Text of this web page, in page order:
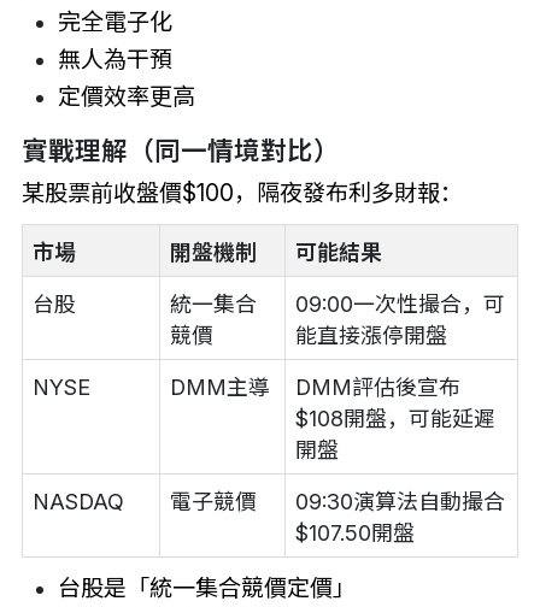
完全電子化
無人為干預
定價效率更高
實戰理解（同一情境對比）
某股票前收盤價$100，隔夜發布利多財報：
市場 開盤機制 可能結果
台股
統一集合
競價
09:00一次性撮合，可
能直接漲停開盤
NYSE DMM主導
DMM評估後宣布
$108開盤，可能延遲
開盤
NASDAQ 電子競價
09:30演算法自動撮合
$107.50開盤
台股是「統一集合競價定價」